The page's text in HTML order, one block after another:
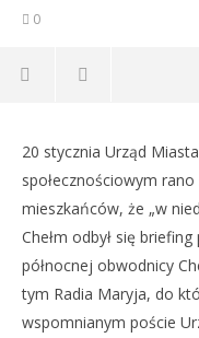
0
Radio Maryja lepiej
stycznia
2020
REDAKCJA
20 stycznia Urząd
społecznościowym
mieszkańców, że „w
Chełm odbył się
północnej obwodnicy
tym Radia Maryja, do
wspomnianym poście